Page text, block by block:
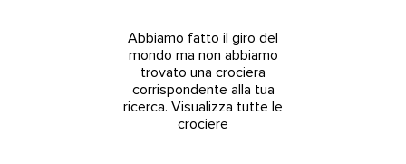
Abbiamo fatto il giro del
mondo ma non abbiamo
trovato una crociera
corrispondente alla tua
ricerca. Visualizza tutte le
crociere